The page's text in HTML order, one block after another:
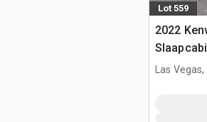
Lot 559
2022
Las Vegas,